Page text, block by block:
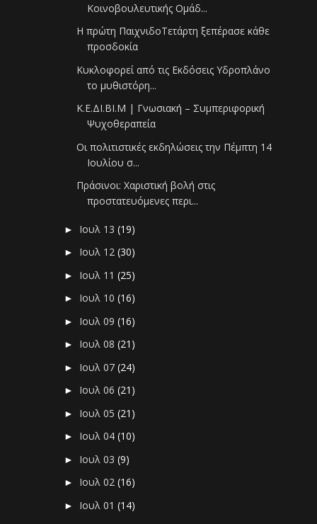
Κοινοβουλευτικής Ομάδ...
Η πρώτη ΠαιχνιδοΤετάρτη ξεπέρασε κάθε
προσδοκία
Κυκλοφορεί από τις Εκδόσεις Υδροπλάνο
το μυθιστόρη...
Κ.Ε.ΔΙ.ΒΙ.Μ | Γνωσιακή – Συμπεριφορική
Ψυχοθεραπεία
Οι πολιτιστικές εκδηλώσεις την Πέμπτη 14
Ιουλίου σ...
Πράσινοι: Χαριστική βολή στις
προστατευόμενες περι...
► Ιουλ 13(19)
► Ιουλ 12(30)
► Ιουλ 11(25)
► Ιουλ 10(16)
► Ιουλ 09(16)
► Ιουλ 08(21)
► Ιουλ 07(24)
► Ιουλ 06(21)
► Ιουλ 05(21)
► Ιουλ 04(10)
► Ιουλ 03(9)
► Ιουλ 02(16)
► Ιουλ 01(14)